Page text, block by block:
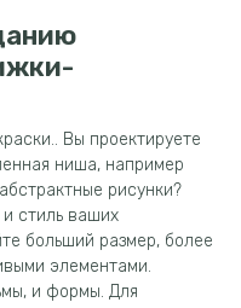
Вы проектируете
ниша, например
рисунки?
стиль ваших
больший размер, более
элементами.
и формы. Для